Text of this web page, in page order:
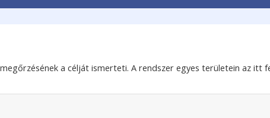
a célját ismerteti. A rendszer egyes területein az itt